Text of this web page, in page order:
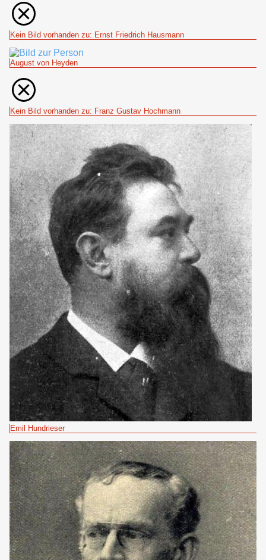
Kein Bild vorhanden zu: Ernst Friedrich Hausmann
August von Heyden
Kein Bild vorhanden zu: Franz Gustav Hochmann
Emil Hundrieser